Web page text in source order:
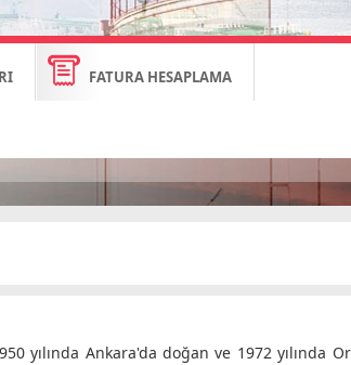
FATURA HESAPLAMA
yılında Ankara'da doğan ve 1972 yılında